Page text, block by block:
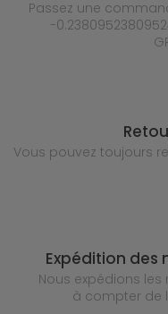
Passez une
-
Vous pouvez toujours
Expédition des
Nous expédions
à compter de